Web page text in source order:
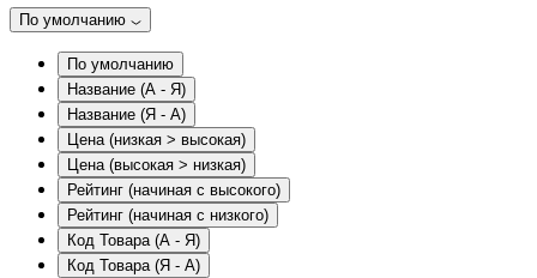
По умолчанию
По умолчанию
Название (А - Я)
Название (Я - А)
Цена (низкая > высокая)
Цена (высокая > низкая)
Рейтинг (начиная с высокого)
Рейтинг (начиная с низкого)
Код Товара (А - Я)
Код Товара (Я - А)